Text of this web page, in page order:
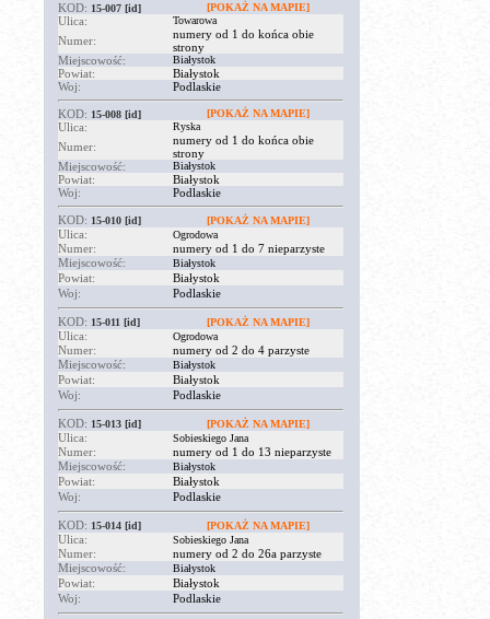
KOD: 15-007 [id] [POKAŻ NA MAPIE]
Ulica: Towarowa
Numer:
numery od 1 do końca obie
strony
Miejscowość:
Białystok
Powiat:
Białystok
Woj:
Podlaskie
KOD: 15-008 [id] [POKAŻ NA MAPIE]
Ulica: Ryska
Numer:
numery od 1 do końca obie
strony
Miejscowość:
Białystok
Powiat:
Białystok
Woj:
Podlaskie
KOD: 15-010 [id] [POKAŻ NA MAPIE]
Ulica: Ogrodowa
Numer:
numery od 1 do 7 nieparzyste
Miejscowość:
Białystok
Powiat:
Białystok
Woj:
Podlaskie
KOD: 15-011 [id] [POKAŻ NA MAPIE]
Ulica: Ogrodowa
Numer:
numery od 2 do 4 parzyste
Miejscowość:
Białystok
Powiat:
Białystok
Woj:
Podlaskie
KOD: 15-013 [id] [POKAŻ NA MAPIE]
Ulica: Sobieskiego Jana
Numer:
numery od 1 do 13 nieparzyste
Miejscowość:
Białystok
Powiat:
Białystok
Woj:
Podlaskie
KOD: 15-014 [id] [POKAŻ NA MAPIE]
Ulica: Sobieskiego Jana
Numer:
numery od 2 do 26a parzyste
Miejscowość:
Białystok
Powiat:
Białystok
Woj:
Podlaskie